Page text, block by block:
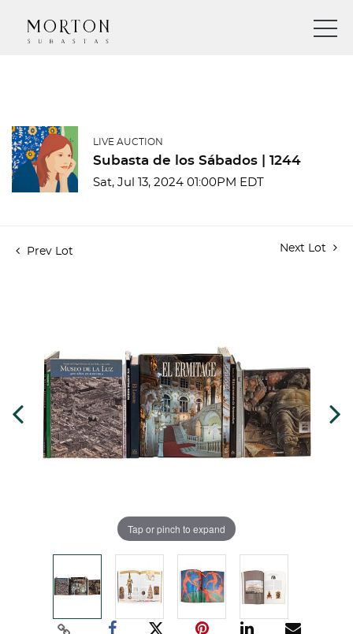
LIVE AUCTION
Subasta de los Sábados | 1244
Sat, Jul 13, 2024 01:00PM EDT
Prev Lot Next Lot
Tap or pinch to expand